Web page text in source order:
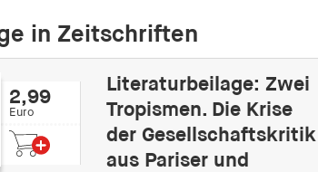
in Zeitschriften
2,99
Euro
Literaturbeilage: Zwei
Tropismen. Die Krise
der Gesellschaftskritik
aus Pariser und